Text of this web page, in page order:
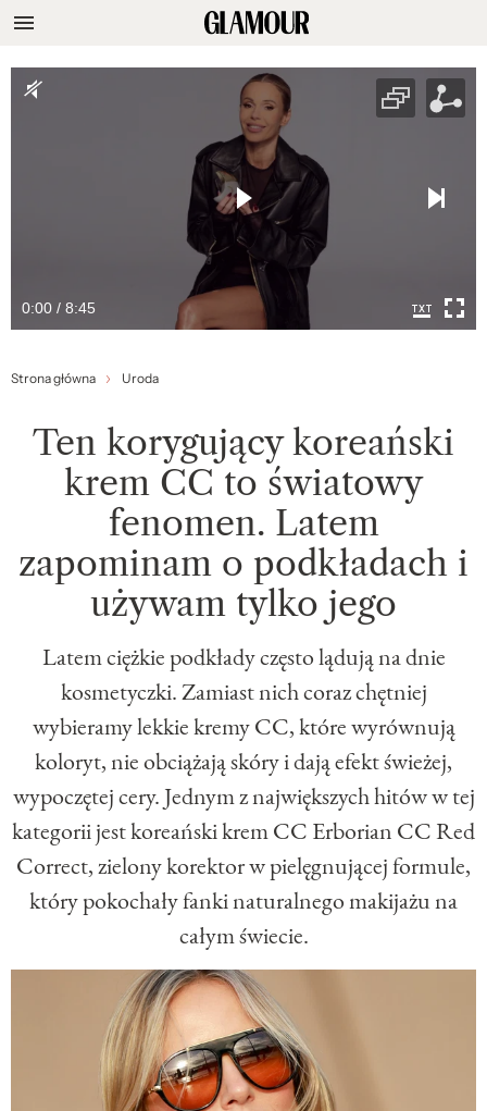
0:00 / 8:45
Strona główna Uroda
Ten korygujący koreański
krem CC to światowy
fenomen. Latem
zapominam o podkładach i
używam tylko jego
Latem ciężkie podkłady często lądują na dnie
kosmetyczki. Zamiast nich coraz chętniej
wybieramy lekkie kremy CC, które wyrównują
koloryt, nie obciążają skóry i dają efekt świeżej,
wypoczętej cery. Jednym z największych hitów w tej
kategorii jest koreański krem CC Erborian CC Red
Correct, zielony korektor w pielęgnującej formule,
który pokochały fanki naturalnego makijażu na
całym świecie.